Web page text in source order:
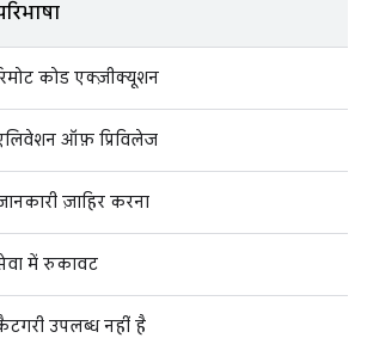
कोड एक्ज़ीक्यूशन
ऑफ़ प्रिविलेज
ज़ाहिर करना
में रुकावट
उपलब्ध नहीं है